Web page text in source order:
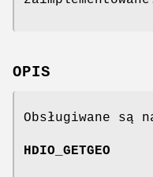
OPIS
Obsługiwane są
HDIO_GETGEO